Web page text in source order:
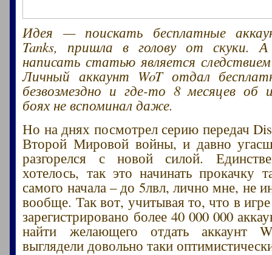
Идея — поискать бесплатные
Tanks, пришла в голову от скуки.
написать статью является
Личный аккаунт WoT отдал
безвозмездно и где-то 8 месяцев об
боях не вспоминал даже.
Но на днях посмотрел серию передач
Второй Мировой войны, и давно
разгорелся с новой силой.
хотелось, так это начинать прокачку
самого начала – до 5лвл, лично мне, не
вообще. Так вот, учитывая то, что в
зарегистрировано более 40 000 000
найти желающего отдать аккаунт
выглядели довольно таки